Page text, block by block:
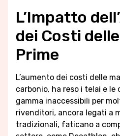
L’Impatto
dei Costi
Prime
L’aumento dei costi delle
carbonio, ha reso i telai e
gamma inaccessibili per
rivenditori, ancora legati a
tradizionali, faticano a